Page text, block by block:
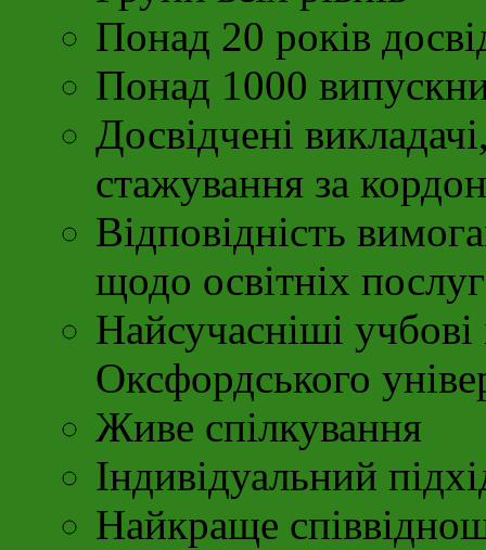
Понад 20 років
Понад 1000
Досвідчені
стажування за
Відповідність
щодо освітніх послуг
Найсучасніші учбові
Оксфордського
Живе спілкування
Індивідуальний
Найкраще